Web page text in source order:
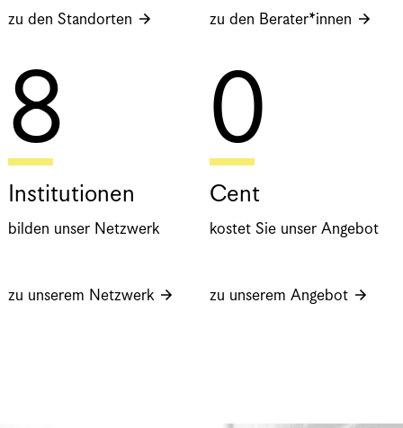
zu den Standorten zu den Berater*innen
8
Institutionen
bilden unser Netzwerk
zu unserem Netzwerk
0
Cent
kostet Sie unser Angebot
zu unserem Angebot